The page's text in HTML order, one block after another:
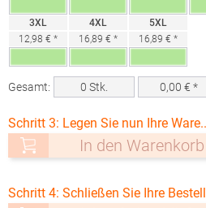
3XL
12,98 € *
4XL
16,89 € *
5XL
16,89 € *
Gesamt: 0 Stk. 0,00 € *
Schritt 3: Legen Sie nun Ihre
In den Warenkorb
Schritt 4: Schließen Sie Ihre